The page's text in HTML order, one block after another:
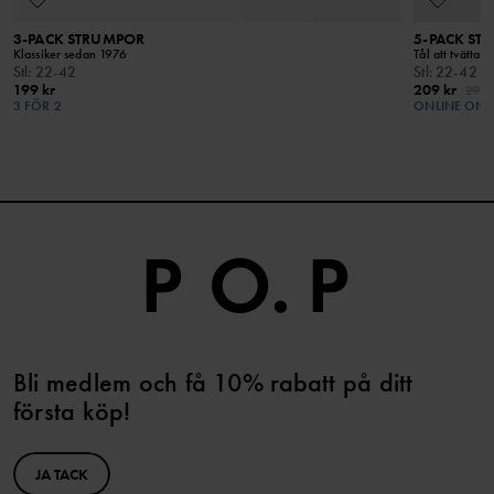
3-PACK STRUMPOR
Klassiker sedan 1976
Stl : 22-42
199 kr
3 FÖR 2
5-PACK
Tål att tvättas
Stl : 22-42
209 kr
ONLINE
Bli medlem och få 10% rabatt på ditt
första köp!
JA TACK